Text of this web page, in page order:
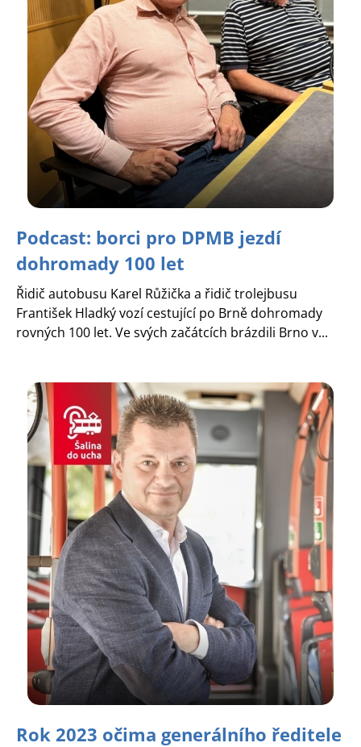
Podcast: borci pro DPMB jezdí
dohromady 100 let
Řidič autobusu Karel Růžička a řidič trolejbusu
František Hladký vozí cestující po Brně dohromady
rovných 100 let. Ve svých začátcích brázdili Brno v...
Rok 2023 očima generálního ředitele